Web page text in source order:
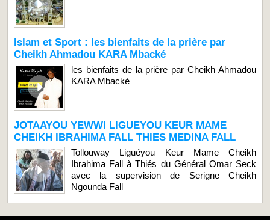
Islam et Sport : les bienfaits de la prière par
Cheikh Ahmadou KARA Mbacké
les bienfaits de la prière par Cheikh Ahmadou
KARA Mbacké
JOTAAYOU YEWWI LIGUEYOU KEUR MAME
CHEIKH IBRAHIMA FALL THIES MEDINA FALL
Tollouway Liguéyou Keur Mame Cheikh
Ibrahima Fall à Thiés du Général Omar Seck
avec la supervision de Serigne Cheikh
Ngounda Fall